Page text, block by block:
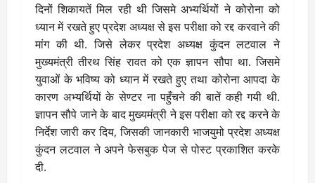
दिनों शिकायतें मिल रही थी जिसमे अभ्यर्थियों ने कोरोना को
ध्यान में रखते हुए प्रदेश अध्यक्ष से इस परीक्षा को रद्द करवाने की
मांग की थी. जिसे लेकर प्रदेश अध्यक्ष कुंदन लटवाल ने
मुख्यमंत्री तीरथ सिंह रावत को एक ज्ञापन सौपा था. जिसमे
युवाओं के भविष्य को ध्यान में रखते हुए तथा कोरोना आपदा के
कारण अभ्यर्थियों के सेण्टर ना पहुँचने की बातें कही गयी थी.
ज्ञापन सौपे जाने के बाद मुख्यमंत्री ने इस परीक्षा को रद्द करने के
निर्देश जारी कर दिय, जिसकी जानकारी भाजयुमो प्रदेश अध्यक्ष
कुंदन लटवाल ने अपने फेसबुक पेज से पोस्ट प्रकाशित करके
दी.